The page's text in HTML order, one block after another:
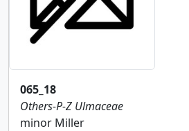
065_18
Others-P-Z Ulmaceae
minor Miller